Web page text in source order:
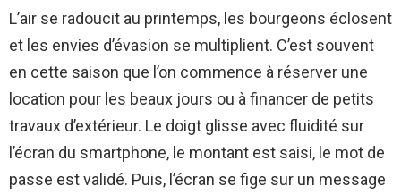
L’air se radoucit au printemps, les bourgeons éclosent
et les envies d’évasion se multiplient. C’est souvent
en cette saison que l’on commence à réserver une
location pour les beaux jours ou à financer de petits
travaux d’extérieur. Le doigt glisse avec fluidité sur
l’écran du smartphone, le montant est saisi, le mot de
passe est validé. Puis, l’écran se fige sur un message